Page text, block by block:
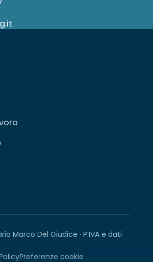
Marco Del Giudice · P.IVA e dati
Preferenze cookie